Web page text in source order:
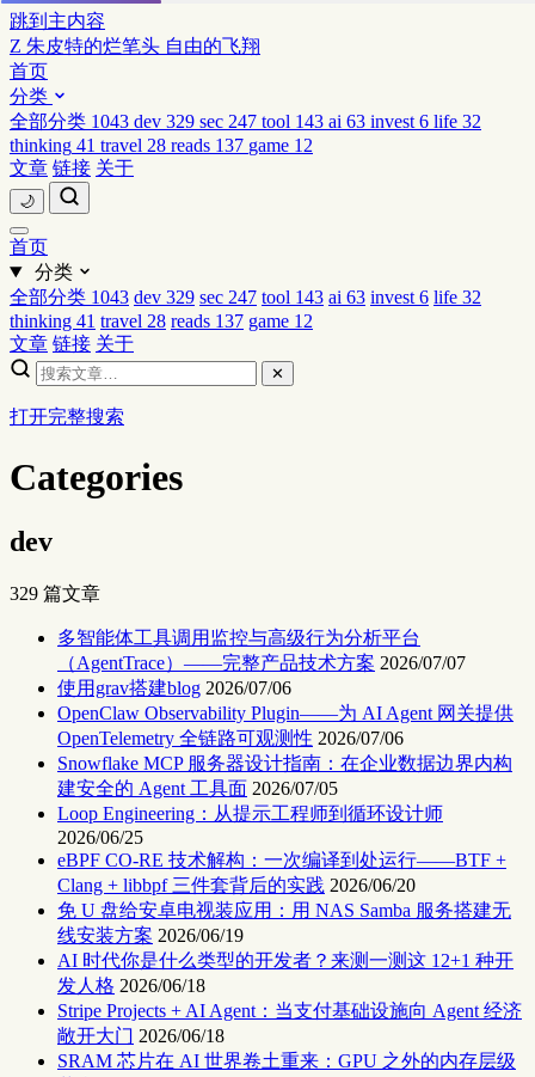
跳到主内容
Z 朱皮特的烂笔头 自由的飞翔
首页
分类
全部分类 1043 dev 329 sec 247 tool 143 ai 63 invest 6 life 32
thinking 41 travel 28 reads 137 game 12
文章 链接 关于
🌙
首页
分类
全部分类 1043 dev 329 sec 247 tool 143 ai 63 invest 6 life 32
thinking 41 travel 28 reads 137 game 12
文章 链接 关于
✕
打开完整搜索
Categories
dev
329 篇文章
多智能体工具调用监控与高级行为分析平台
（AgentTrace）——完整产品技术方案 2026/07/07
使用grav搭建blog 2026/07/06
OpenClaw Observability Plugin——为 AI Agent 网关提供
OpenTelemetry 全链路可观测性 2026/07/06
Snowflake MCP 服务器设计指南：在企业数据边界内构
建安全的 Agent 工具面 2026/07/05
Loop Engineering：从提示工程师到循环设计师
2026/06/25
eBPF CO-RE 技术解构：一次编译到处运行——BTF +
Clang + libbpf 三件套背后的实践 2026/06/20
免 U 盘给安卓电视装应用：用 NAS Samba 服务搭建无
线安装方案 2026/06/19
AI 时代你是什么类型的开发者？来测一测这 12+1 种开
发人格 2026/06/18
Stripe Projects + AI Agent：当支付基础设施向 Agent 经济
敞开大门 2026/06/18
SRAM 芯片在 AI 世界卷土重来：GPU 之外的内存层级